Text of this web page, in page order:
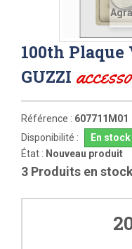
100th Plaque
GUZZI
Référence : 607711M01
Disponibilité :
En stock
État : Nouveau produit
3 Produits en